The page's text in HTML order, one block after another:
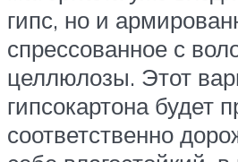
гипс, но и
спрессованное с
целлюлозы. Этот
гипсокартона будет
соответственно